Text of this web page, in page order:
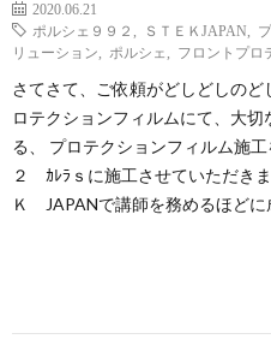
2020.06.21
ポルシェ９９２
ＳＴＥＫJAPAN
リューション
ポルシェ フロントプロ
さてさて、ご依頼がどしどしの
ロテクションフィルムにて、大
る、 プロテクションフィルム施
２ ｶﾚﾗｓに施工させていただき
Ｋ JAPANで講師を務めるほど